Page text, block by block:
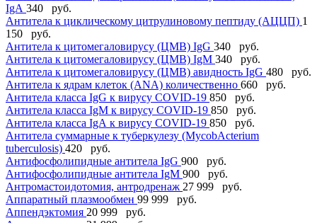
IgА 340 руб.
Антитела к циклическому цитрулиновому пептиду (АЦЦП) 1
150 руб.
Антитела к цитомегаловирусу (ЦМВ) IgG 340 руб.
Антитела к цитомегаловирусу (ЦМВ) IgМ 340 руб.
Антитела к цитомегаловирусу (ЦМВ) авидность IgG 480 руб.
Антитела к ядрам клеток (АNА) количественно 660 руб.
Антитела класса IgG к вирусу COVID-19 850 руб.
Антитела класса IgM к вирусу COVID-19 850 руб.
Антитела класса IgА к вирусу COVID-19 850 руб.
Антитела суммарные к туберкулезу (MycobАcterium
tuberculosis) 420 руб.
Антифосфолипидные антитела IgG 900 руб.
Антифосфолипидные антитела IgM 900 руб.
Антромастоидотомия, антродренаж 27 999 руб.
Аппаратный плазмообмен 99 999 руб.
Аппендэктомия 20 999 руб.